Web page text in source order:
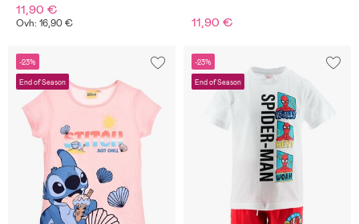
11,90 €
Ovh: 16,90 € 11,90 €
-23%
End of Season
-23%
End of Season